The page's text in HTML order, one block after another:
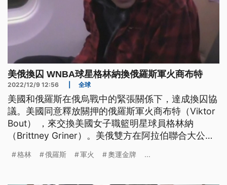
美俄換囚 WNBA球星格林納換俄羅斯軍火商布特
2022/12/9 12:56 全球
美國和俄羅斯在俄烏戰中的緊張關係下，達成換囚協
議。美國同意釋放關押的俄羅斯軍火商布特（Viktor
Bout） ，來交換美國女子職籃明星球員格林納
（Brittney Griner）。美俄雙方在阿拉伯聯合大公國
換囚，也強調美國沒有做其他的讓步，美國對烏克蘭
格林 俄羅斯 軍火 奧運金牌 ...